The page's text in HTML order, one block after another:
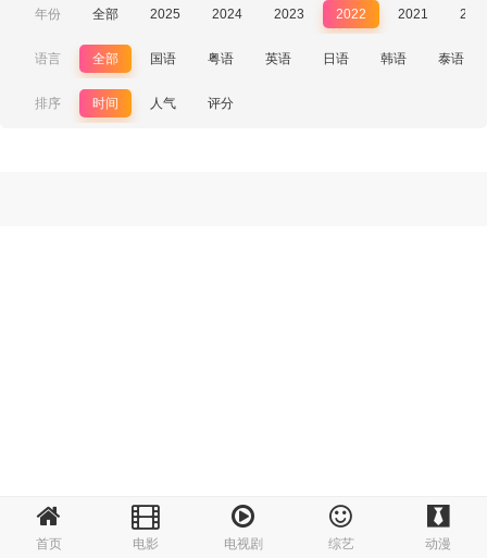
首页 电影 电视剧 综艺 动漫
年份 全部 2025 2024 2023 2022 2021
语言 全部 国语 粤语 英语 日语 韩语 泰语
排序 时间 人气 评分